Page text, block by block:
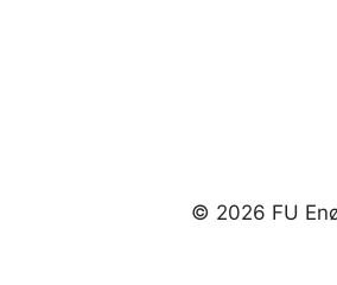
© 2026 FU